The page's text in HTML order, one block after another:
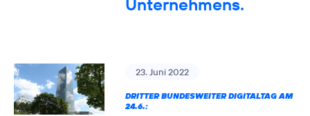
Unternehmens.
23. Juni 2022
DRITTER BUNDESWEITER DIGITALTAG AM
24.6.: